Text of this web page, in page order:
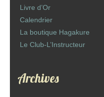
Livre d’Or
Calendrier
La boutique Hagakure
Le Club-L’Instructeur
Archives